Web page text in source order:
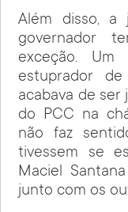
Além disso, a
governador
exceção.
estuprador
acabava de ser
do PCC na
não faz
tivessem se
Maciel
junto com os